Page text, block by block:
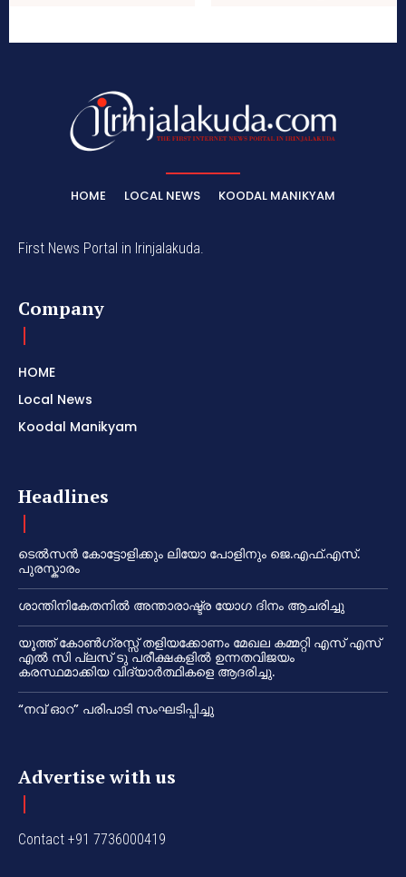
HOME LOCAL NEWS KOODAL MANIKYAM
First News Portal in Irinjalakuda.
Company
HOME
Local News
Koodal Manikyam
Headlines
ടെൽസൻ കോട്ടോളിക്കും ലിയോ പോളിനും ജെ.എഫ്.എസ്.
പുരസ്കാരം
ശാന്തിനികേതനിൽ അന്താരാഷ്ട്ര യോഗ ദിനം ആചരിച്ചു
യൂത്ത് കോൺഗ്രസ്സ് തളിയക്കോണം മേഖല കമ്മറ്റി എസ് എസ്
എൽ സി പ്ലസ് ടു പരീക്ഷകളിൽ ഉന്നതവിജയം
കരസ്ഥമാക്കിയ വിദ്യാർത്ഥികളെ ആദരിച്ചു.
“നവ് ഓറ” പരിപാടി സംഘടിപ്പിച്ചു
Advertise with us
Contact +91 7736000419